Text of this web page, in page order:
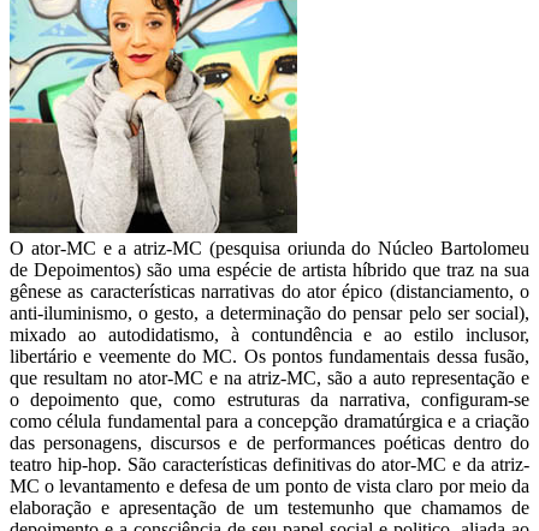
O ator-MC e a atriz-MC (pesquisa oriunda do Núcleo Bartolomeu
de Depoimentos) são uma espécie de artista híbrido que traz na sua
gênese as características narrativas do ator épico (distanciamento, o
anti-iluminismo, o gesto, a determinação do pensar pelo ser social),
mixado ao autodidatismo, à contundência e ao estilo inclusor,
libertário e veemente do MC. Os pontos fundamentais dessa fusão,
que resultam no ator-MC e na atriz-MC, são a auto representação e
o depoimento que, como estruturas da narrativa, configuram-se
como célula fundamental para a concepção dramatúrgica e a criação
das personagens, discursos e de performances poéticas dentro do
teatro hip-hop. São características definitivas do ator-MC e da atriz-
MC o levantamento e defesa de um ponto de vista claro por meio da
elaboração e apresentação de um testemunho que chamamos de